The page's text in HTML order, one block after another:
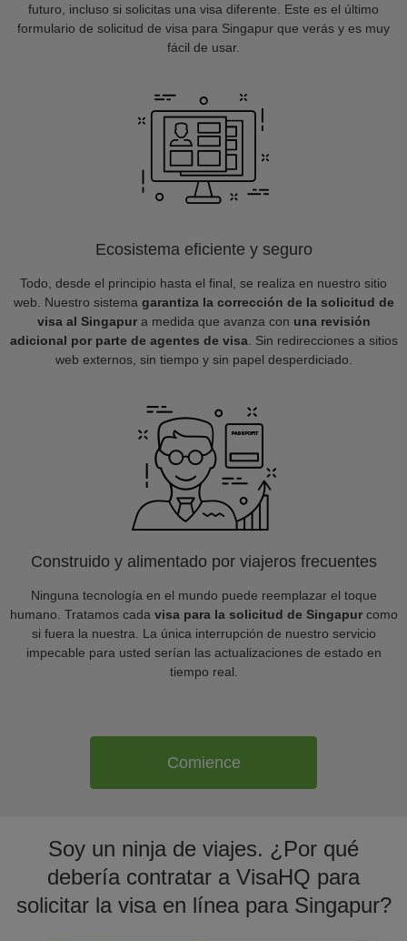
futuro, incluso si solicitas una visa diferente. Este es el último
formulario de solicitud de visa para Singapur que verás y es muy
fácil de usar.
Ecosistema eficiente y seguro
Todo, desde el principio hasta el final, se realiza en nuestro sitio
web. Nuestro sistema garantiza la corrección de la solicitud de
visa al Singapura medida que avanza con una revisión
adicional por parte de agentes de visa. Sin redirecciones a sitios
web externos, sin tiempo y sin papel desperdiciado.
Construido y alimentado por viajeros frecuentes
Ninguna tecnología en el mundo puede reemplazar el toque
humano. Tratamos cada visa para la solicitud de Singapurcomo
si fuera la nuestra. La única interrupción de nuestro servicio
impecable para usted serían las actualizaciones de estado en
tiempo real.
Comience
Soy un ninja de viajes. ¿Por qué
debería contratar a VisaHQ para
solicitar la visa en línea para Singapur?